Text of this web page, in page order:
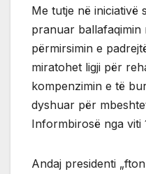
Me tutje në iniciativë
pranuar
përmirsimin e
miratohet ligji për
kompenzimin e të
dyshuar për
Informbirosë nga viti
Andaj presidenti